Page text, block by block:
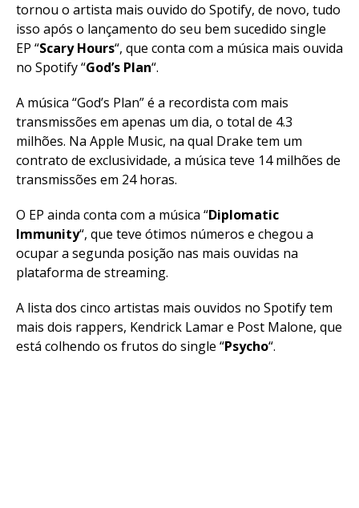
tornou o artista mais ouvido do Spotify, de novo, tudo
isso após o lançamento do seu bem sucedido single
EP “Scary Hours“, que conta com a música mais ouvida
no Spotify “God’s Plan“.
A música “God’s Plan” é a recordista com mais
transmissões em apenas um dia, o total de 4.3
milhões. Na Apple Music, na qual Drake tem um
contrato de exclusividade, a música teve 14 milhões de
transmissões em 24 horas.
O EP ainda conta com a música “Diplomatic
Immunity“, que teve ótimos números e chegou a
ocupar a segunda posição nas mais ouvidas na
plataforma de streaming.
A lista dos cinco artistas mais ouvidos no Spotify tem
mais dois rappers, Kendrick Lamar e Post Malone, que
está colhendo os frutos do single “Psycho“.